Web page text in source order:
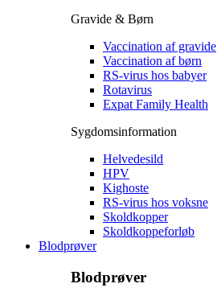
Gravide & Børn
Vaccination af gravide
Vaccination af børn
RS-virus hos babyer
Rotavirus
Expat Family Health
Sygdomsinformation
Helvedesild
HPV
Kighoste
RS-virus hos voksne
Skoldkopper
Skoldkoppeforløb
Blodprøver
Blodprøver